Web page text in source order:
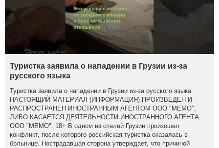
Туристка заявила о нападении в Грузии из-за
русского языка
Туристка заявила о нападении в Грузии из-за русского языка
НАСТОЯЩИЙ МАТЕРИАЛ (ИНФОРМАЦИЯ) ПРОИЗВЕДЕН И
РАСПРОСТРАНЕН ИНОСТРАННЫМ АГЕНТОМ ООО "МЕМО",
ЛИБО КАСАЕТСЯ ДЕЯТЕЛЬНОСТИ ИНОСТРАННОГО АГЕНТА
ООО "МЕМО". 18+ В одном из отелей Грузии произошел
конфликт, после которого российская туристка оказалась в
больнице. Пострадавшая сторона утверждает, что причиной